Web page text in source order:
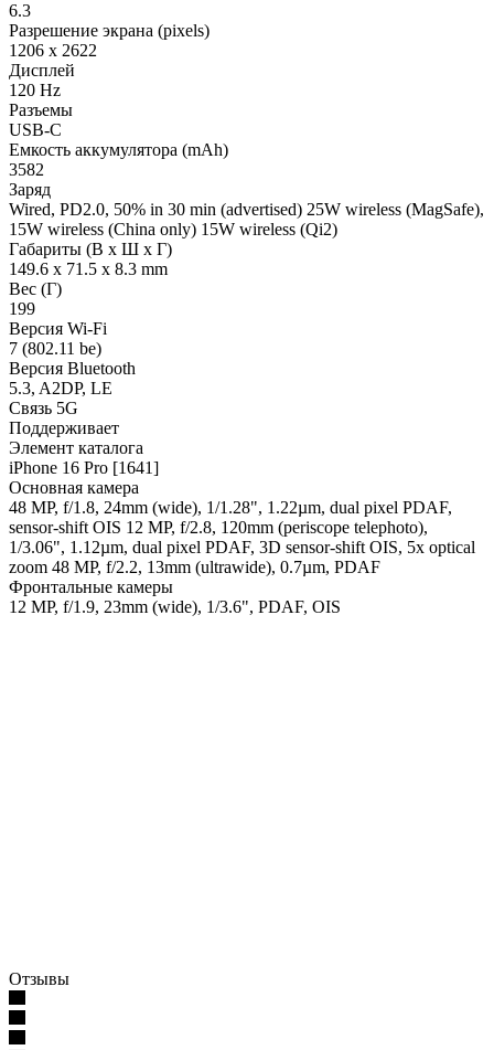
6.3
Разрешение экрана (pixels)
1206 x 2622
Дисплей
120 Hz
Разъемы
USB-C
Емкость аккумулятора (mAh)
3582
Заряд
Wired, PD2.0, 50% in 30 min (advertised) 25W wireless (MagSafe),
15W wireless (China only) 15W wireless (Qi2)
Габариты (В х Ш х Г)
149.6 x 71.5 x 8.3 mm
Вес (Г)
199
Версия Wi-Fi
7 (802.11 be)
Версия Bluetooth
5.3, A2DP, LE
Связь 5G
Поддерживает
Элемент каталога
iPhone 16 Pro [1641]
Основная камера
48 MP, f/1.8, 24mm (wide), 1/1.28", 1.22µm, dual pixel PDAF,
sensor-shift OIS 12 MP, f/2.8, 120mm (periscope telephoto),
1/3.06", 1.12µm, dual pixel PDAF, 3D sensor‑shift OIS, 5x optical
zoom 48 MP, f/2.2, 13mm (ultrawide), 0.7µm, PDAF
Фронтальные камеры
12 MP, f/1.9, 23mm (wide), 1/3.6", PDAF, OIS
Отзывы